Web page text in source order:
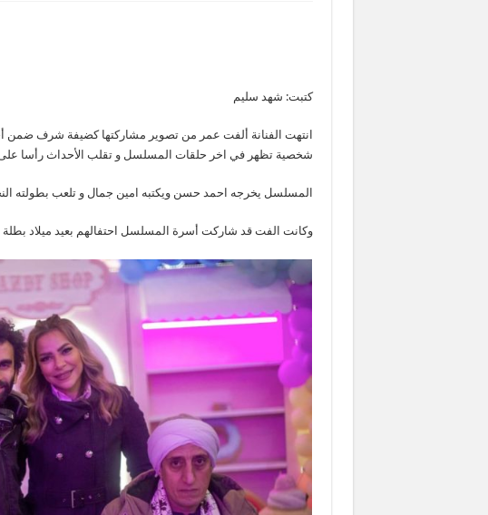
كتبت: شهد سليم
انتهت الفنانة ألفت عمر من تصوير مشاركتها كضيفة شرف ضمن
شخصية تظهر في اخر حلقات المسلسل و تقلب الأحداث رأسا
المسلسل يخرجه احمد حسن ويكتبه امين جمال و تلعب بطولته
وكانت الفت قد شاركت أسرة المسلسل احتفالهم بعيد ميلاد